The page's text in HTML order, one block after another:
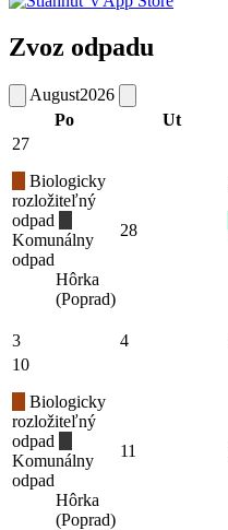
Zvoz odpadu
August2026
Po
Ut
27
Biologicky
rozložiteľný
odpad
Komunálny
odpad
Hôrka
(Poprad)
28
3 4
10
Biologicky
rozložiteľný
odpad
Komunálny
odpad
Hôrka
(Poprad)
11